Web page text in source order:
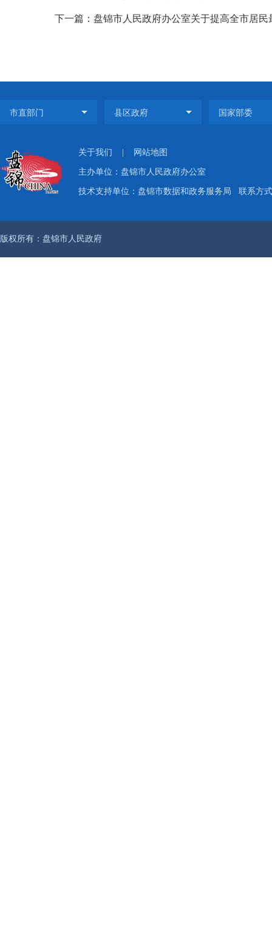
下一篇：盘锦市人民政府办公室关于提高全市居
关于我们 网站地图
主办单位：盘锦市人民政府办公室
技术支持单位：盘锦市数据和政务服务局 联系方
版权所有：盘锦市人民政府